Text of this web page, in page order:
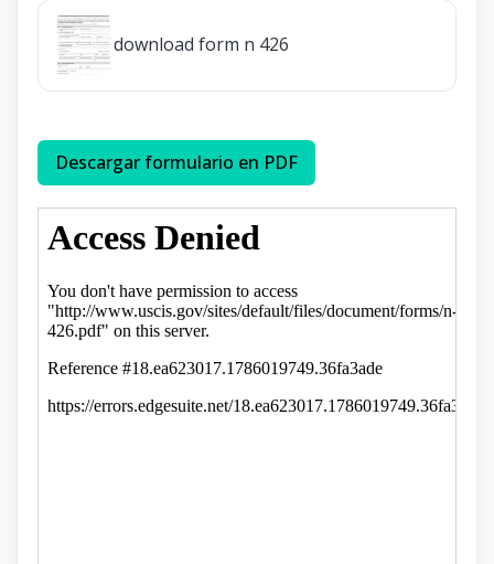
download form n 426
Descargar formulario en PDF